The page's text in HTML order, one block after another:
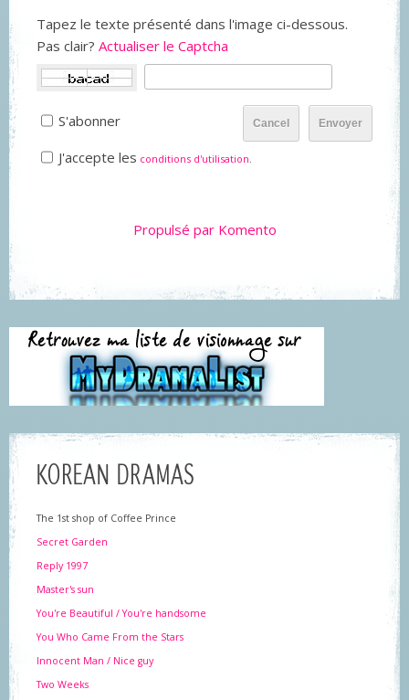
Tapez le texte présenté dans l'image ci-dessous.
Pas clair? Actualiser le Captcha
Envoyer
Cancel
S'abonner
J'accepte les conditions d'utilisation
Propulsé par Komento
KOREAN DRAMAS
The 1st shop of Coffee Prince
Secret Garden
Reply 1997
Master's sun
You're Beautiful / You're handsome
You Who Came From the Stars
Innocent Man / Nice guy
Two Weeks